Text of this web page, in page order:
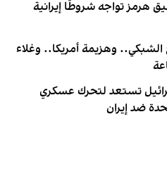
هرمز تواجه شروطًا إيرانية
وهزيمة أمريكا.. وغلاء
إسرائيل تستعد لتحرك عسكري
ضد إيران